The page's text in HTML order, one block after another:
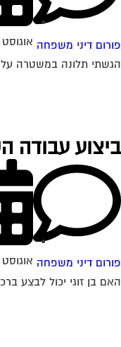
פורום דיני משפחה אוגוסט 13, 2006
הגשתי תלונה במשטרה
ביצוע עבודה
פורום דיני משפחה אוגוסט 15, 2006
האם בן זוגי יכול לבצע ברכוש המשותף עבודות